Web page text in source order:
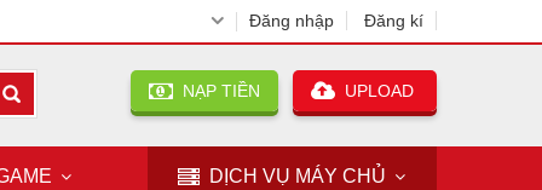
Đăng nhập Đăng kí
NẠP TIỀN UPLOAD
DỊCH VỤ MÁY CHỦ